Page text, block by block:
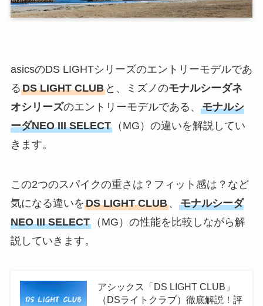
asicsのDS LIGHTシリーズのエントリーモデルであ
るDS LIGHT CLUBと、ミズノのモナルシーダネ
オシリーズのエントリーモデルである、 モナルシ
ーダNEO III SELECT（MG）の違いを解説してい
きます。
この2つのスパイクの重さは？フィット感は？など
気になる違いをDS LIGHT CLUB、 モナルシーダ
NEO III SELECT（MG）の性能を比較しながら解
説していきます。
アシックス「DS LIGHT CLUB」
（DSライトクラブ）徹底解説！評